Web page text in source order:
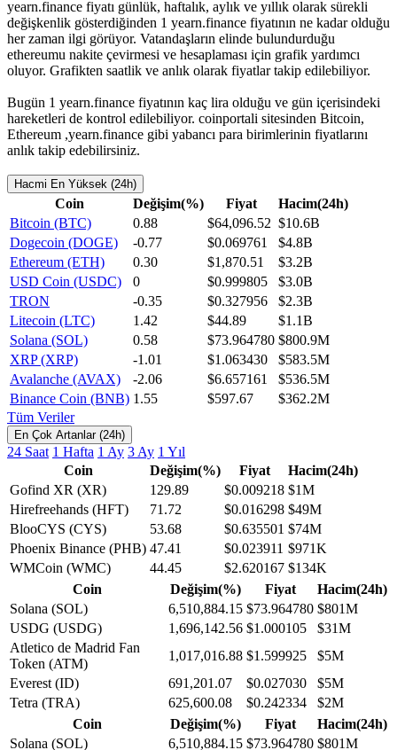
yearn.finance fiyatı günlük, haftalık, aylık ve yıllık olarak sürekli
değişkenlik gösterdiğinden 1 yearn.finance fiyatının ne kadar olduğu
her zaman ilgi görüyor. Vatandaşların elinde bulundurduğu
ethereumu nakite çevirmesi ve hesaplaması için grafik yardımcı
oluyor. Grafikten saatlik ve anlık olarak fiyatlar takip edilebiliyor.
Bugün 1 yearn.finance fiyatının kaç lira olduğu ve gün içerisindeki
hareketleri de kontrol edilebiliyor. coinportali sitesinden Bitcoin,
Ethereum ,yearn.finance gibi yabancı para birimlerinin fiyatlarını
anlık takip edebilirsiniz.
Hacmi En Yüksek (24h)
Coin Değişim(%) Fiyat
Hacim(24h)
Bitcoin (BTC)
0.88 $64,096.52 $10.6B
Dogecoin (DOGE)
-0.77 $0.069761
$4.8B
Ethereum (ETH)
0.30 $1,870.51
$3.2B
USD Coin (USDC)
0 $0.999805
$3.0B
TRON
-0.35 $0.327956
$2.3B
Litecoin (LTC)
1.42 $44.89
$1.1B
Solana (SOL)
0.58 $73.964780 $800.9M
XRP (XRP)
-1.01 $1.063430
$583.5M
Avalanche (AVAX)
-2.06 $6.657161
$536.5M
Binance Coin (BNB) 1.55 $597.67
$362.2M
Tüm Veriler
En Çok Artanlar (24h)
24 Saat 1 Hafta 1 Ay 3 Ay 1 Yıl
Coin
Değişim(%) Fiyat
Hacim(24h)
Gofind XR (XR)
129.89 $0.009218 $1M
Hirefreehands (HFT)
71.72 $0.016298 $49M
BlooCYS (CYS)
53.68 $0.635501 $74M
Phoenix Binance (PHB) 47.41 $0.023911 $971K
WMCoin (WMC)
44.45 $2.620167 $134K
Coin
Değişim(%) Fiyat
Hacim(24h)
Solana (SOL)
6,510,884.15 $73.964780 $801M
USDG (USDG)
1,696,142.56 $1.000105
$31M
Atletico de Madrid Fan
Token (ATM)
1,017,016.88 $1.599925
$5M
Everest (ID)
691,201.07 $0.027030
$5M
Tetra (TRA)
625,600.08 $0.242334
$2M
Coin
Değişim(%) Fiyat
Hacim(24h)
Solana (SOL)
6,510,884.15 $73.964780 $801M